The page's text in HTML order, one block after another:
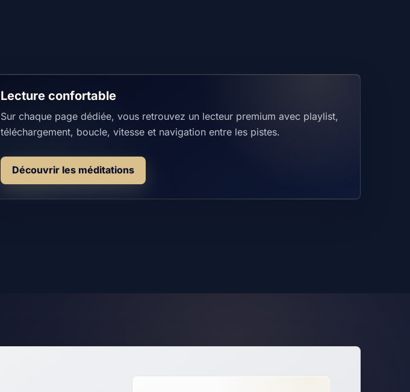
Lecture confortable
Sur chaque page dédiée, vous retrouvez un lecteur premium avec playlist,
téléchargement, boucle, vitesse et navigation entre les pistes.
Découvrir les méditations